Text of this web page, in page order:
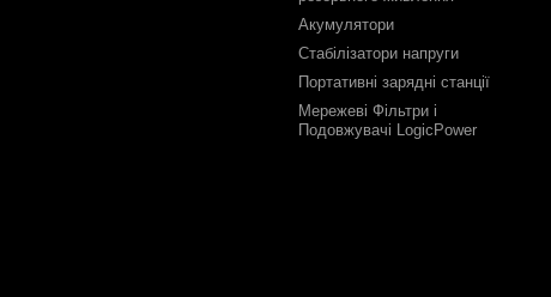
Акумулятори
Стабілізатори напруги
Портативні зарядні станції
Мережеві Фільтри і
Подовжувачі LogicPower